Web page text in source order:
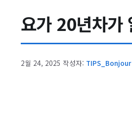
요가 20년차가
2월 24, 2025 작성자: TIPS_Bonjour